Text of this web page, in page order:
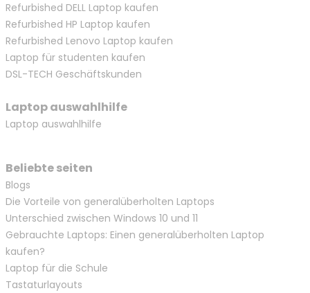
Refurbished DELL Laptop kaufen
Refurbished HP Laptop kaufen
Refurbished Lenovo Laptop kaufen
Laptop für studenten kaufen
DSL-TECH Geschäftskunden
Laptop auswahlhilfe
Laptop auswahlhilfe
Beliebte seiten
Blogs
Die Vorteile von generalüberholten Laptops
Unterschied zwischen Windows 10 und 11
Gebrauchte Laptops: Einen generalüberholten Laptop
kaufen?
Laptop für die Schule
Tastaturlayouts